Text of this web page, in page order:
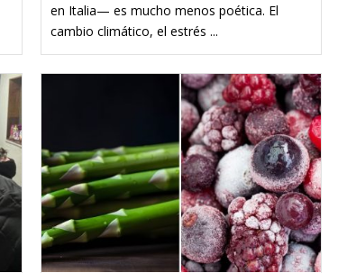
en Italia— es mucho menos poética. El
cambio climático, el estrés ...